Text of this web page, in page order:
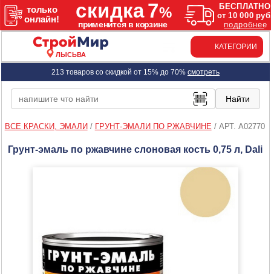
ЛЫСЬВА
КАТЕГОРИИ
213 товаров со скидкой от 15% до 70% смотреть
ВСЕ КРАСКИ, ЭМАЛИ / ГРУНТ-ЭМАЛИ ПО РЖАВЧИНЕ / АРТ. A02770
Грунт-эмаль по ржавчине слоновая кость 0,75 л, Dali